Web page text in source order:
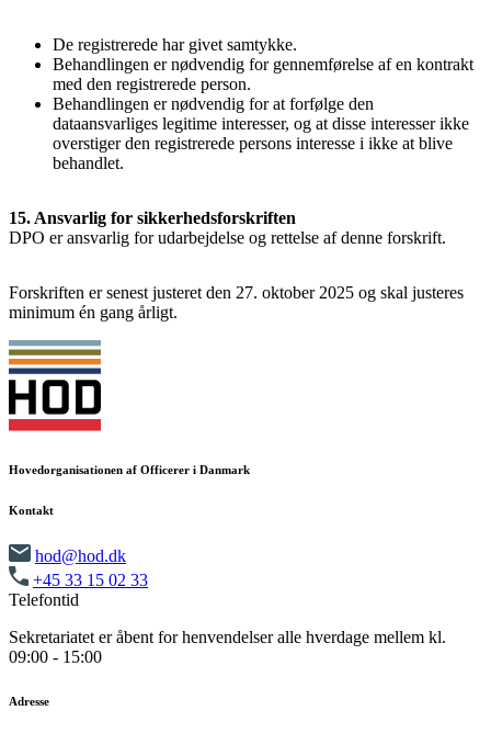
De registrerede har givet samtykke.
Behandlingen er nødvendig for gennemførelse af en kontrakt
med den registrerede person.
Behandlingen er nødvendig for at forfølge den
dataansvarliges legitime interesser, og at disse interesser ikke
overstiger den registrerede persons interesse i ikke at blive
behandlet.
15. Ansvarlig for sikkerhedsforskriften
DPO er ansvarlig for udarbejdelse og rettelse af denne forskrift.
Forskriften er senest justeret den 27. oktober 2025 og skal justeres
minimum én gang årligt.
Hovedorganisationen af Officerer i Danmark
Kontakt
hod@hod.dk
+45 33 15 02 33
Telefontid
Sekretariatet er åbent for henvendelser alle hverdage mellem kl.
09:00 - 15:00
Adresse